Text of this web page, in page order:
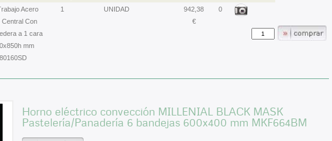
Acero
Central Con
a 1 cara
mm
1 UNIDAD
942,38
€
0
Horno eléctrico convección MILLENIAL BLACK MASK
Pastelería/Panadería 6 bandejas 600x400 mm MKF664BM